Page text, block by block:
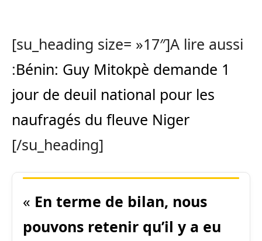
[su_heading size= »17″]A lire aussi
:Bénin: Guy Mitokpè demande 1
jour de deuil national pour les
naufragés du fleuve Niger
[/su_heading]
« En terme de bilan, nous
pouvons retenir qu’il y a eu